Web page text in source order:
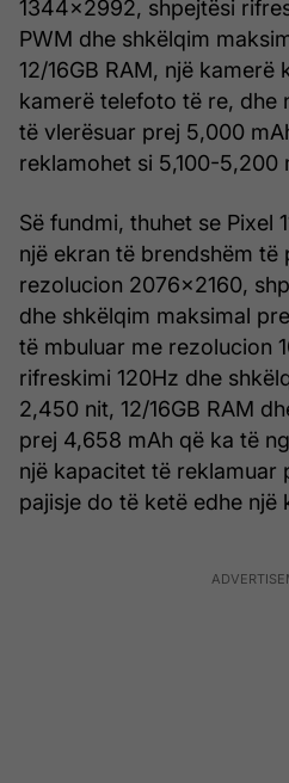
1344x2992, shpejtësi
PWM dhe shkëlqim
12/16GB RAM, një
kamerë telefoto të re, dhe
të vlerësuar prej 5,000
reklamohet si 5,100-5,200
Së fundmi, thuhet se Pixel
një ekran të brendshëm të
rezolucion 2076x2160,
dhe shkëlqim maksimal
të mbuluar me rezolucion
rifreskimi 120Hz dhe
2,450 nit, 12/16GB RAM
prej 4,658 mAh që ka të
një kapacitet të reklamuar
pajisje do të ketë edhe një